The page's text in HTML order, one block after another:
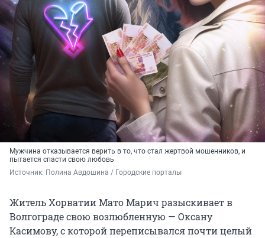
Мужчина отказывается верить в то, что стал жертвой мошенников, и
пытается спасти свою любовь
Источник: Полина Авдошина / Городские порталы
Житель Хорватии Мато Марич разыскивает в
Волгограде свою возлюбленную — Оксану
Касимову, с которой переписывался почти целый